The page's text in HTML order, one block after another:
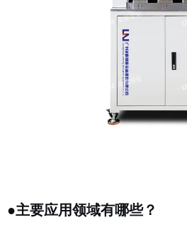
●主要应用领域有哪些？